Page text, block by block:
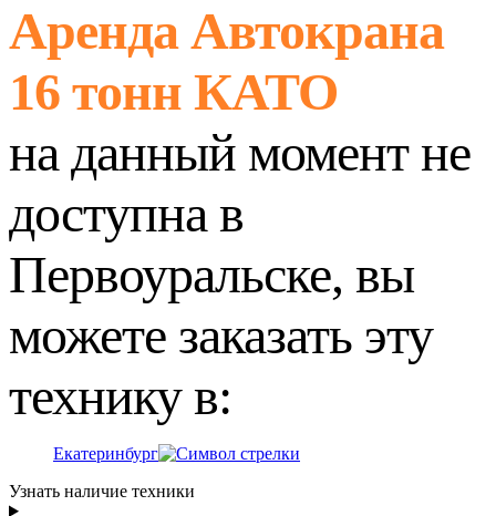
Аренда Автокрана
16 тонн КАТО
на данный момент не
доступна в
Первоуральске, вы
можете заказать эту
технику в:
Екатеринбург
Узнать наличие техники